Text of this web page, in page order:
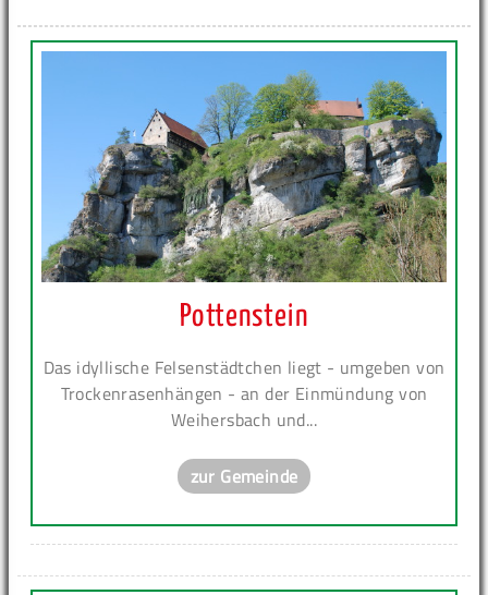
Pottenstein
Das idyllische Felsenstädtchen liegt - umgeben von
Trockenrasenhängen - an der Einmündung von
Weihersbach und...
zur Gemeinde